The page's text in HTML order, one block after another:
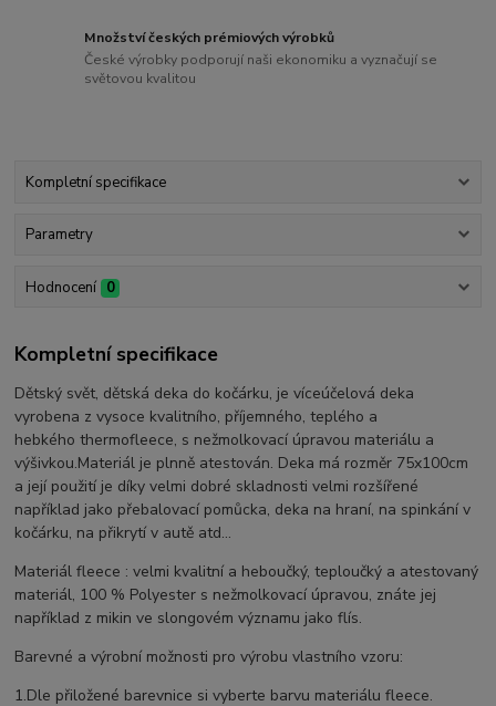
Množství českých prémiových výrobků
České výrobky podporují naši ekonomiku a vyznačují se
světovou kvalitou
Kompletní specifikace
Parametry
Hodnocení 0
Kompletní specifikace
Dětský svět, dětská deka do kočárku, je víceúčelová deka
vyrobena z vysoce kvalitního, příjemného, teplého a
hebkého thermofleece, s nežmolkovací úpravou materiálu a
výšivkou.Materiál je plnně atestován. Deka má rozměr 75x100cm
a její použití je díky velmi dobré skladnosti velmi rozšířené
například jako přebalovací pomůcka, deka na hraní, na spinkání v
kočárku, na přikrytí v autě atd...
Materiál fleece : velmi kvalitní a heboučký, teploučký a atestovaný
materiál, 100 % Polyester s nežmolkovací úpravou, znáte jej
například z mikin ve slongovém významu jako flís.
Barevné a výrobní možnosti pro výrobu vlastního vzoru:
1.Dle přiložené barevnice si vyberte barvu materiálu fleece.